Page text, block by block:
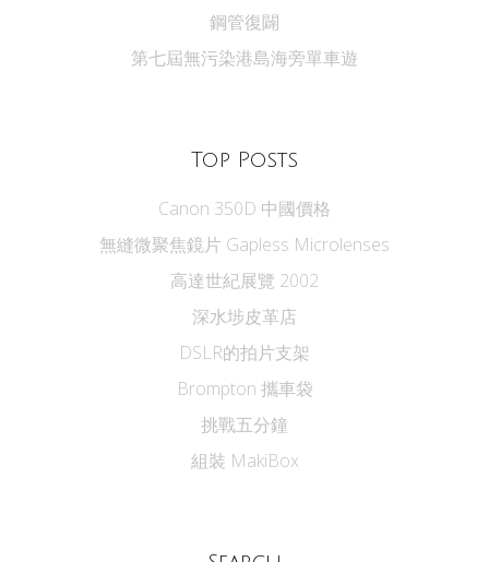
鋼管復闢
第七屆無污染港島海旁單車遊
Top Posts
Canon 350D 中國價格
無縫微聚焦鏡片 Gapless Microlenses
高達世紀展覽 2002
深水埗皮革店
DSLR的拍片支架
Brompton 攜車袋
挑戰五分鐘
組裝 MakiBox